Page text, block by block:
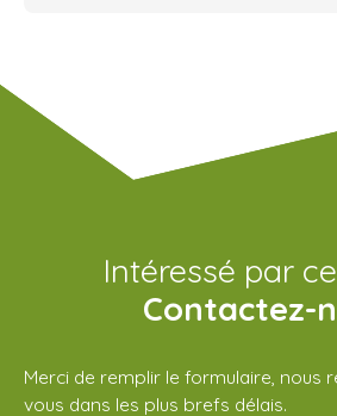
Intéressé par
Contactez-
Merci de remplir le formulaire, nous
vous dans les plus brefs délais.